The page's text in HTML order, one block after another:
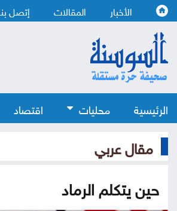
الأخبار المقالات إتصل
الرئيسية محليات اقتصاد
مقال عربي
حين يتكلم الرماد